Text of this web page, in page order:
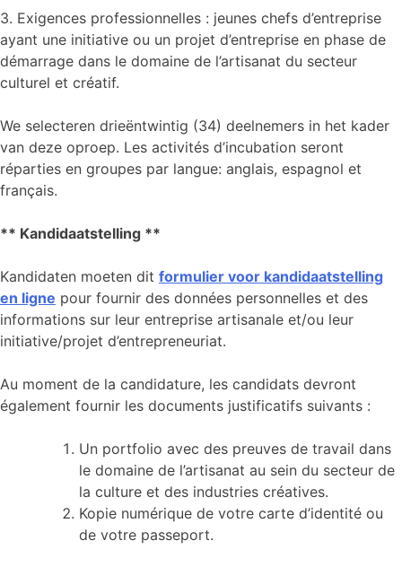
3. Exigences professionnelles : jeunes chefs d’entreprise
ayant une initiative ou un projet d’entreprise en phase de
démarrage dans le domaine de l’artisanat du secteur
culturel et créatif.
We selecteren drieëntwintig (34) deelnemers in het kader
van deze oproep. Les activités d’incubation seront
réparties en groupes par langue: anglais, espagnol et
français.
** Kandidaatstelling **
Kandidaten moeten dit formulier voor kandidaatstelling
en ligne pour fournir des données personnelles et des
informations sur leur entreprise artisanale et/ou leur
initiative/projet d’entrepreneuriat.
Au moment de la candidature, les candidats devront
également fournir les documents justificatifs suivants :
Un portfolio avec des preuves de travail dans
le domaine de l’artisanat au sein du secteur de
la culture et des industries créatives.
Kopie numérique de votre carte d’identité ou
de votre passeport.